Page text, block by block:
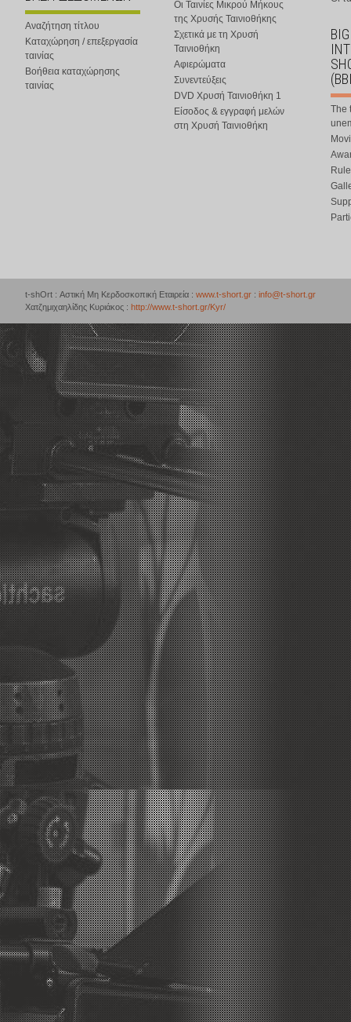
Αναζήτηση τίτλου
Καταχώρηση / επεξεργασία
ταινίας
Βοήθεια καταχώρησης
ταινίας
Οι Ταινίες Μικρού Μήκους
της Χρυσής Ταινιοθήκης
Σχετικά με τη Χρυσή
Ταινιοθήκη
Αφιερώματα
Συνεντεύξεις
DVD Χρυσή Ταινιοθήκη 1
Είσοδος & εγγραφή μελών
στη Χρυσή Ταινιοθήκη
The
t-shOrt : Αστική Μη Κερδοσκοπική Εταιρεία : www.t-short.gr : info@t-short.gr
Χατζημιχαηλίδης Κυριάκος : http://www.t-short.gr/Kyr/